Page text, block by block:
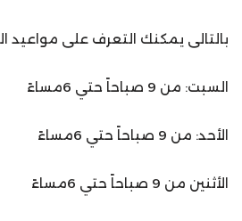
بالتالى يمكنك التعرف على مواعيد
السبت: من 9 صباحاً حتي 6مساءً
الأحد: من 9 صباحاً حتي 6مساءً
الأثنين من 9 صباحاً حتي 6مساءً